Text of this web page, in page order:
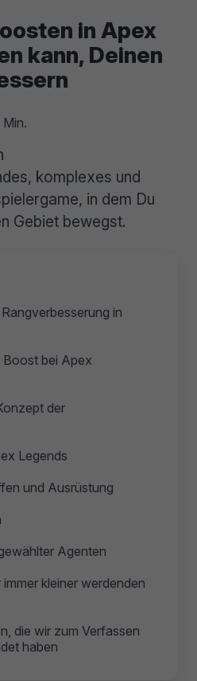
in Apex
kann, Deinen
Min.
komplexes und
in dem Du
Gebiet bewegst.
in
bei Apex
der
Legends
und Ausrüstung
Agenten
kleiner werdenden
die wir zum Verfassen
haben